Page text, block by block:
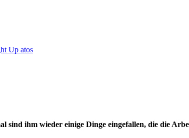
Up atos
ihm wieder einige Dinge eingefallen, die die